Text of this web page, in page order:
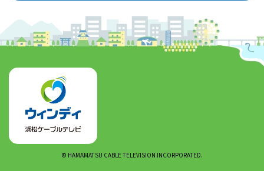
© HAMAMATSU CABLE TELEVISION INCORPORATED.